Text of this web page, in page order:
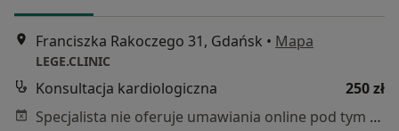
Franciszka Rakoczego 31, Gdańsk • Mapa
LEGE.CLINIC
Konsultacja kardiologiczna
250 zł
Specjalista nie oferuje umawiania online pod tym adresem.